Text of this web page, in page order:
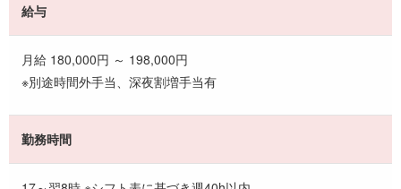
給与
月給 180,000円 ～ 198,000円
※別途時間外手当、深夜割増手当有
勤務時間